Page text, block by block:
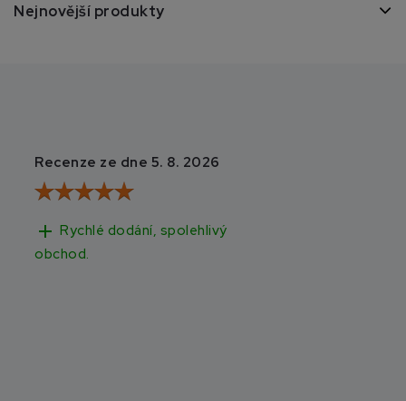
Nejnovější produkty
Recenze ze dne 5. 8. 2026
add Rychlé dodání, spolehlivý
obchod.